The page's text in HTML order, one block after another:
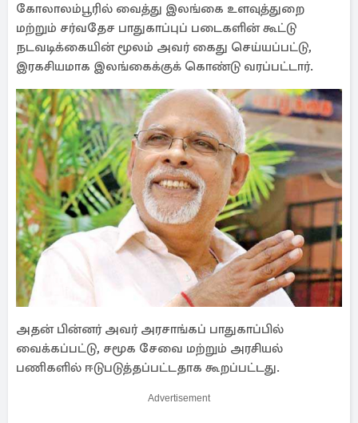
கோலாலம்பூரில் வைத்து இலங்கை உளவுத்துறை
மற்றும் சர்வதேச பாதுகாப்புப் படைகளின் கூட்டு
நடவடிக்கையின் மூலம் அவர் கைது செய்யப்பட்டு,
இரகசியமாக இலங்கைக்குக் கொண்டு வரப்பட்டார்.
அதன் பின்னர் அவர் அரசாங்கப் பாதுகாப்பில்
வைக்கப்பட்டு, சமூக சேவை மற்றும் அரசியல்
பணிகளில் ஈடுபடுத்தப்பட்டதாக கூறப்பட்டது.
Advertisement